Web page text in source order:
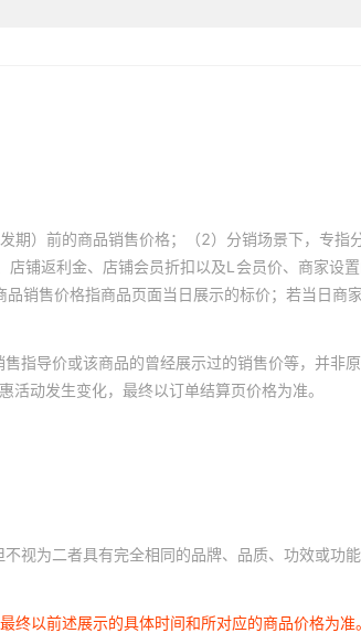
期）前的商品销售价格；（2）分销场景下，专
铺返利金、店铺会员折扣以及L会员价、商家设
售价格指商品页面当日展示的标价；若当日商
指导价或该商品的曾经展示过的销售价等，并非原
动发生变化，最终以订单结算页价格为准。
视为二者具有完全相同的品牌、品质、功效或功能
以前述展示的具体时间和所对应的商品价格为准。